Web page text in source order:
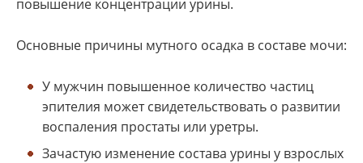
повышение концентрации урины.
Основные причины мутного осадка в составе мочи:
У мужчин повышенное количество частиц
эпителия может свидетельствовать о развитии
воспаления простаты или уретры.
Зачастую изменение состава урины у взрослых